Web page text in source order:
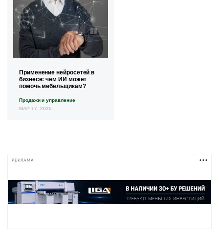
Применение нейросетей в
бизнесе: чем ИИ может
помочь мебельщикам?
Продажи и управление
МАР 17, 2025
РЕКЛАМА